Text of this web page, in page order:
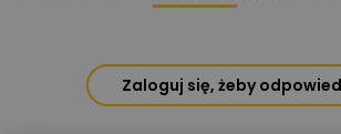
Zaloguj się, żeby